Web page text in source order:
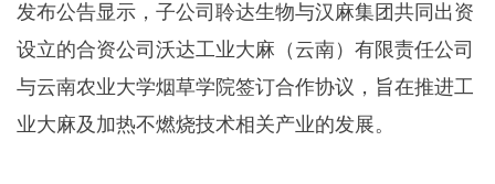
发布公告显示，子公司聆达生物与汉麻集团共同出资
设立的合资公司沃达工业大麻（云南）有限责任公司
与云南农业大学烟草学院签订合作协议，旨在推进工
业大麻及加热不燃烧技术相关产业的发展。